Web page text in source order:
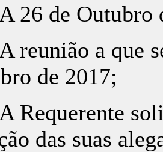
Outubro de
a que se
de 2017;
das suas